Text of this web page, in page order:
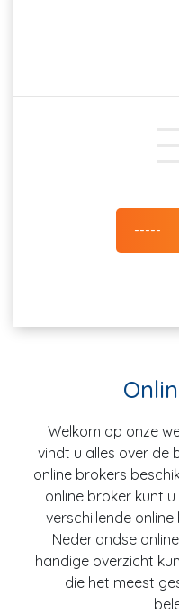
-----
Welkom op onze
vindt u alles over de
online brokers
online broker kunt u
verschillende
Nederlandse
handige overzicht
die het meest